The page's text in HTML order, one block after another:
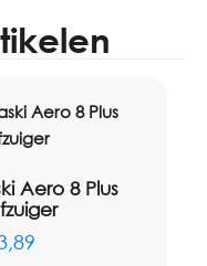
Aero 8 Plus